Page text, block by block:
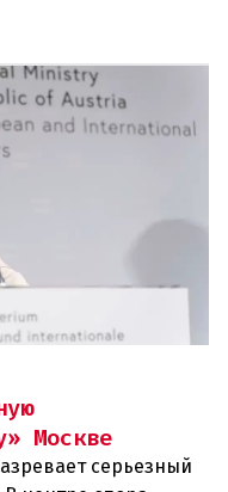
Москве
серьезный